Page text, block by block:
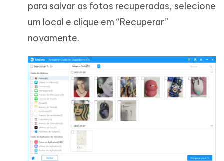
para salvar as fotos recuperadas, selecione
um local e clique em “Recuperar”
novamente.